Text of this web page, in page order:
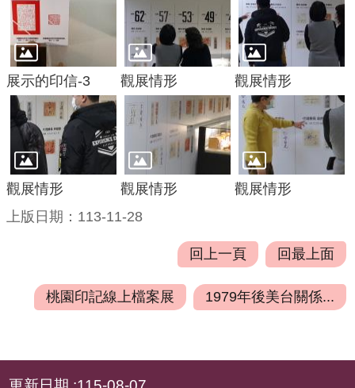
政
府
資
訊
公
開
檔
案
應
用
護
展示的印信-3 觀展情形 觀展情形
觀展情形 觀展情形
觀展情形
上版日期：113-11-28
回上一頁 回最上面
桃園印記線上檔案展 1979年後美台關係...